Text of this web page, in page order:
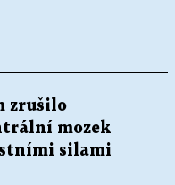
zrušilo
mozek
silami